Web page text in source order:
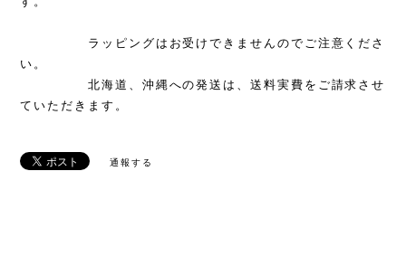
ラッピングはお受けできませんのでご注意くださ
い。
北海道、沖縄への発送は、送料実費をご請求させ
ていただきます。
通報する